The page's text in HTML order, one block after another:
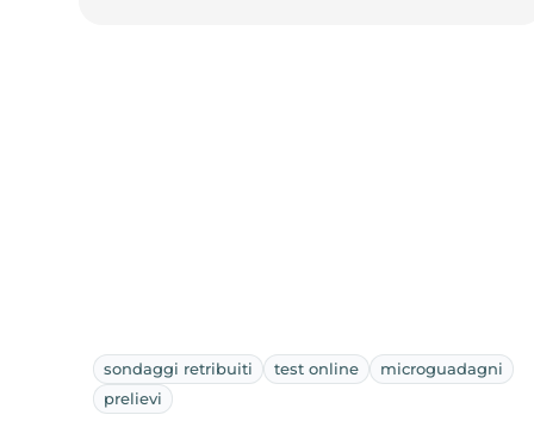
sondaggi retribuiti test online
microguadagni
prelievi